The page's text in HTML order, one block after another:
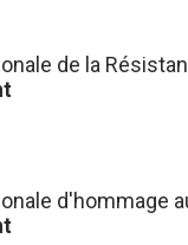
de la
d'hommage